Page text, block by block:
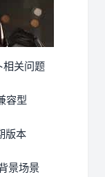
相关问题
容型
版本
景场景